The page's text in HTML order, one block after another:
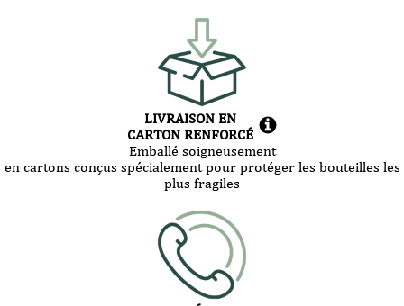
LIVRAISON EN
CARTON RENFORCÉ
Emballé soigneusement
en cartons conçus spécialement pour protéger les bouteilles les
plus fragiles